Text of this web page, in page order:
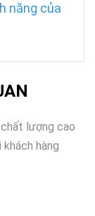
năng của
lượng cao
hàng